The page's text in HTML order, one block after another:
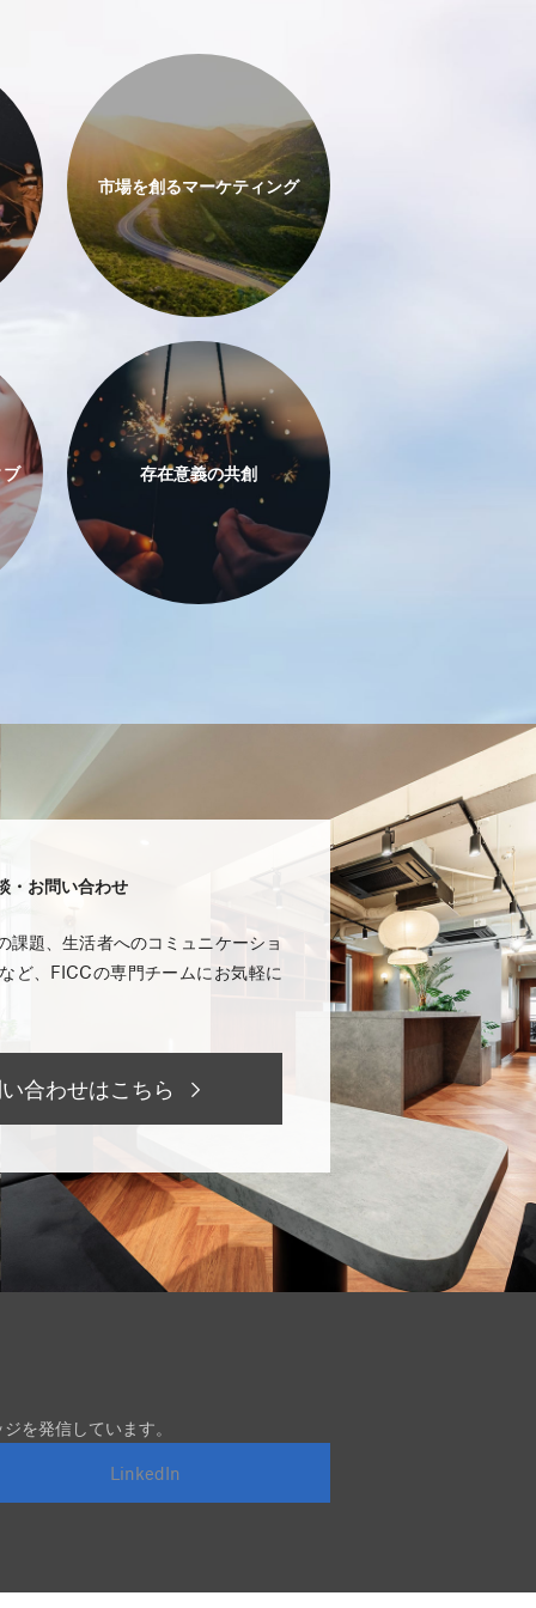
市場を創るマーケティング
ブ 存在意義の共創
・お問い合わせ
課題、生活者へのコミュニケーショ
ど、FICCの専門チームにお気軽に
合わせはこちら
を発信しています。
LinkedIn